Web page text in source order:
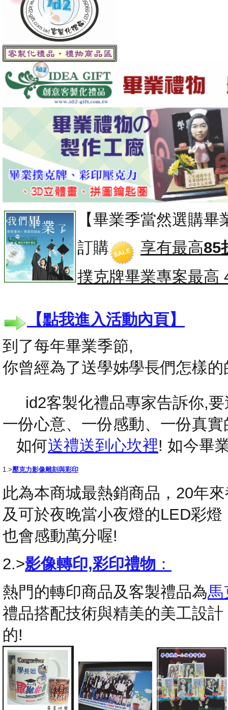
【畢業季當然選購
訂購
享有最高85
撲克牌畢業專案最高
【點我進入活動內頁】
到了每年畢業季節,
你曾經為了送學姊學長們怎樣
id2客製化禮品專家告訴你,要
一份心意、一份感動、一份真
如何送禮送到心坎裡! 如今畢
1.>壓克力影像雕刻與彩印
此為本商城最熱銷商品，20年
及可於夜晚當小夜燈的LED彩
也會感動萬分喔!
2.>影像轉印,彩印禮物 ：
熱門的轉印商品及客製禮品為馬
禮品搭配技術與精美的美工設
的!